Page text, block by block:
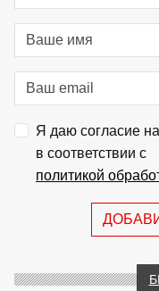
Я даю согласие
в соответствии с
политикой